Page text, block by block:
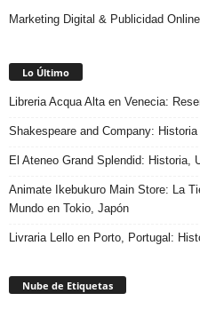
Marketing Digital & Publicidad Online
Lo Último
Libreria Acqua Alta en Venecia:
Shakespeare and Company:
El Ateneo Grand Splendid: Historia,
Animate Ikebukuro Main Store: La
Mundo en Tokio, Japón
Livraria Lello en Porto, Portugal:
Nube de Etiquetas